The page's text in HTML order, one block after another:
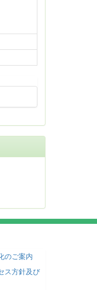
のご案内
ス方針及び